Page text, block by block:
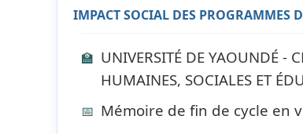
IMPACT SOCIAL DES PROGRAMMES
🏫 UNIVERSITÉ DE YAOUNDÉ -
HUMAINES, SOCIALES ET
📅 Mémoire de fin de cycle en